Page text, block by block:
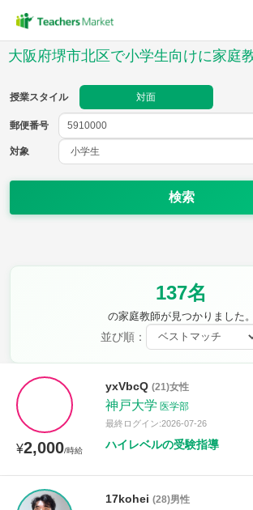
大阪府堺市北区で小学生向けに家庭
授業スタイル 対面
郵便番号
対象
検索
137名
の家庭教師が見つかりました。
並び順：
¥2,000/時給
yxVbcQ (21)女性
神戸大学 医学部
最終ログイン:2026-07-26
ハイレベルの受験指導
17kohei (28)男性
郵便番号
教科
理科
保健・体育 図画工作 書
時給：¥1,000 ～ ¥10,000
授業可能日